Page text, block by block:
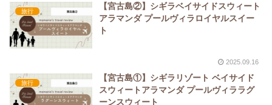
旅行
【宮古島②】シギラベイサイドスウィート
アラマンダ プールヴィラロイヤルスイー
ト
2025.09.16
旅行
【宮古島①】シギラリゾート ベイサイド
スウィートアラマンダ プールヴィララグ
ーンスウィート